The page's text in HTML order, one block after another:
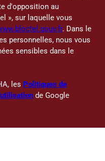
d'opposition au
», sur laquelle vous
. Dans le
personnelles, nous vous
sensibles dans le
les Politiques de
de Google